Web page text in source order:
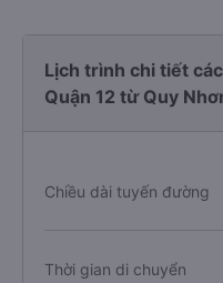
Lịch trình chi tiết
Quận 12 từ Quy
Chiều dài tuyến đường
Thời gian di chuyển